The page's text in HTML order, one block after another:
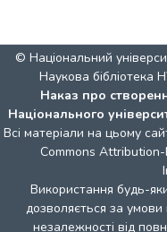
© Національний
Наукова бібліотека
Наказ про
Національного
Всі матеріали на цьому
Commons
Використання будь-
дозволяється за
незалежності від